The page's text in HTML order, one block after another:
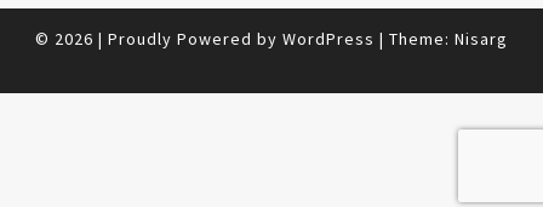
© 2026 | Proudly Powered by WordPress | Theme: Nisarg